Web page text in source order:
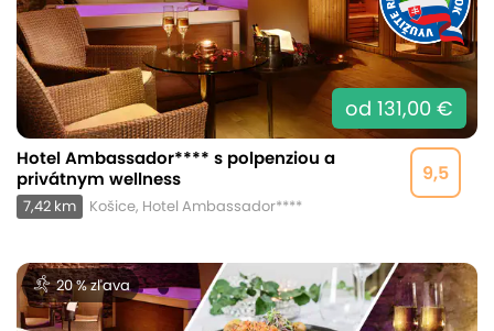
od 131,00 €
9,5
Hotel Ambassador**** s polpenziou a
privátnym wellness
7,42 km Košice, Hotel Ambassador****
20 % zľava